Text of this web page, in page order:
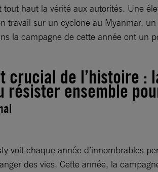
haut la vérité aux autorités. Une
sur un cyclone au Myanmar,
la campagne de cette année ont un
crucial de l’histoire
ensemble
voit chaque année d’innombrables
des vies. Cette année, la